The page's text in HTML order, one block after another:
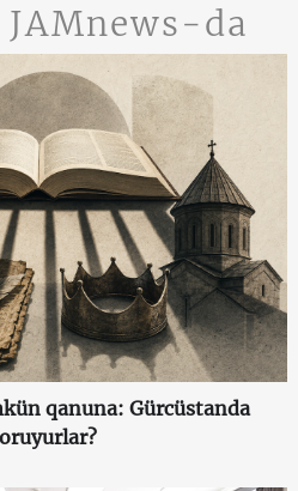
da
qanuna: Gürcüstanda